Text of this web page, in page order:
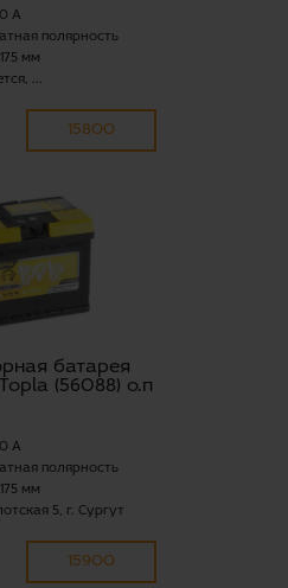
А
полярность
мм
...
15800
батарея
(56088) о.п
А
полярность
мм
5, г. Сургут
15900